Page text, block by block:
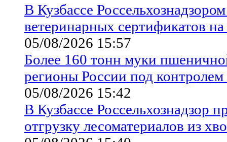
В Кузбассе
ветеринарных сертификатов
05/08/2026 15:57
Более 160 тонн муки
регионы России под контролем
05/08/2026 15:42
В Кузбассе Россельхознадзор
отгрузку лесоматериалов из